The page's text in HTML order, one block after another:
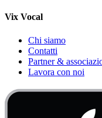
Vix Vocal
Chi siamo
Contatti
Partner &
Lavora con noi